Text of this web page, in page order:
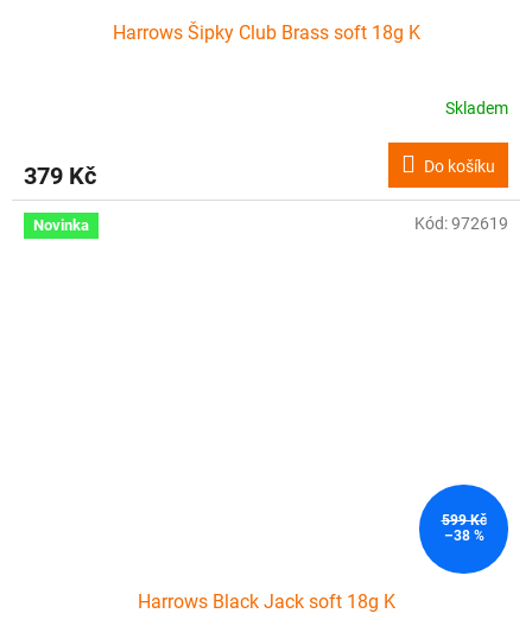
Harrows Šipky Club Brass soft 18g K
Skladem
379 Kč Do košíku
Novinka
599 Kč
–38 %
Harrows Black Jack soft 18g K
Kód:972619